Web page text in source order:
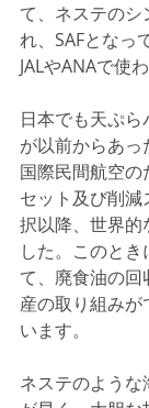
て、ネステの
れ、SAFとなっ
JALやANAで使
日本でも天ぷ
が以前からあ
国際民間航空の
セット及び削減
択以降、世界的
した。このと
て、廃食油の回
産の取り組み
います。
ネステのような